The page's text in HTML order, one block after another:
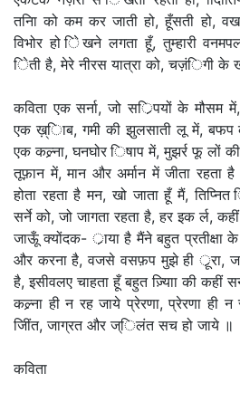
तनाि को कम कर जाती हो, हूँसती हो,
विभोर हो िेखने लगता हूँ, तुम्हारी
िेती है, मेरे नीरस यात्रा को, चज़ंिगी
कविता एक सर्ना, जो सर्िपयों के मौसम
एक ख़्िाब, गमी की झुलसाती लू में,
एक कल्र्ना, घनघोर िषाप में, मुझर्र फू लों
तूफ़ान में, मान और अर्मान में जीता रहता है
होता रहता है मन, खो जाता हूँ मैं,
सर्ने को, जो जागता रहता है, हर इक र्ल,
जाऊूँ क्योंदक- र्ाया है मैंने बहुत प्रतीक्षा
और करना है, वजसे वसफ़प मुझे ही र्ूरा,
है, इसीवलए चाहता हूँ बहुत ज़्यािा की कहीं
कल्र्ना ही न रह जाये प्रेरणा, प्रेरणा ही
जीिंत, जाग्रत और ज्िलंत सच हो जाये ॥
कविता